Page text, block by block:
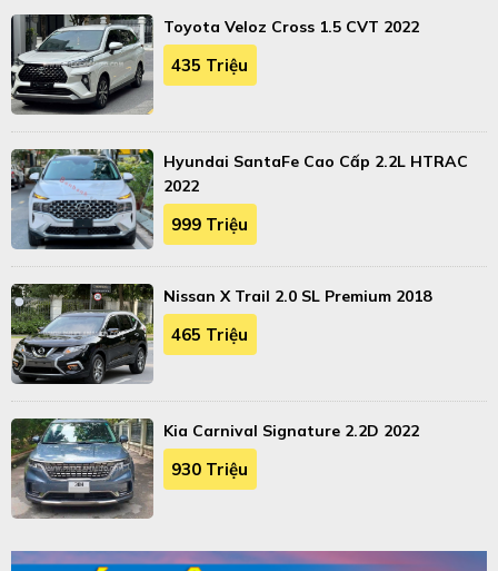
Toyota Veloz Cross 1.5 CVT 2022
435 Triệu
Hyundai SantaFe Cao Cấp 2.2L HTRAC
2022
999 Triệu
Nissan X Trail 2.0 SL Premium 2018
465 Triệu
Kia Carnival Signature 2.2D 2022
930 Triệu